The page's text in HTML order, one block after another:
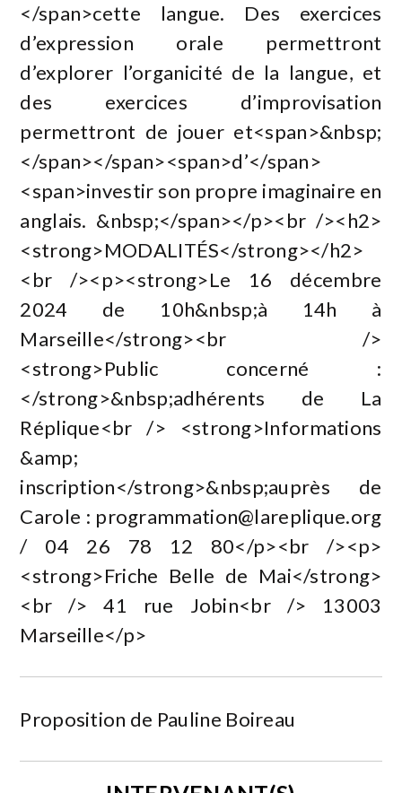
</span>cette langue. Des exercices
d’expression orale permettront
d’explorer l’organicité de la langue, et
des exercices d’improvisation
permettront de jouer et<span>&nbsp;
</span></span><span>d’</span>
<span>investir son propre imaginaire en
anglais. &nbsp;</span></p><br /><h2>
<strong>MODALITÉS</strong></h2>
<br /><p><strong>Le 16 décembre
2024 de 10h&nbsp;à 14h à
Marseille</strong><br />
<strong>Public concerné :
</strong>&nbsp;adhérents de La
Réplique<br /> <strong>Informations
&amp;
inscription</strong>&nbsp;auprès de
Carole : programmation@lareplique.org
/ 04 26 78 12 80</p><br /><p>
<strong>Friche Belle de Mai</strong>
<br /> 41 rue Jobin<br /> 13003
Marseille</p>
Proposition de Pauline Boireau